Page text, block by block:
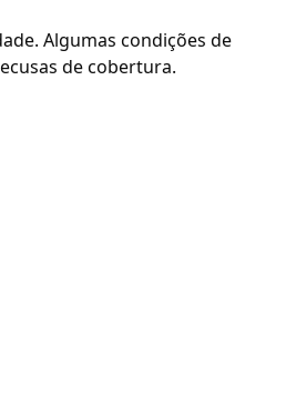
Algumas condições de
de cobertura.